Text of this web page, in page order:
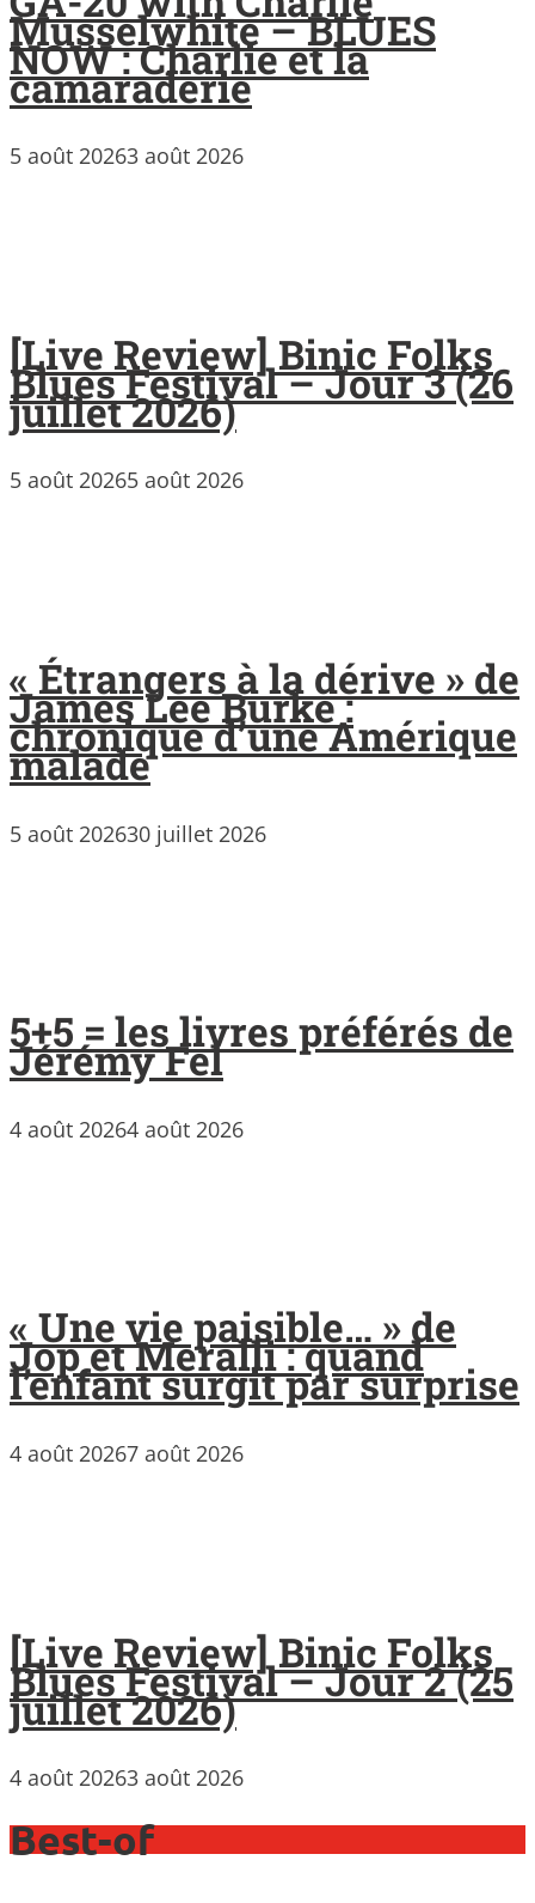
Musselwhite – BLUES
NOW : Charlie et la
camaraderie
5 août 20263 août 2026
[Live Review] Binic Folks
Blues Festival – Jour 3 (26
juillet 2026)
5 août 20265 août 2026
« Étrangers à la dérive » de
James Lee Burke :
chronique d’une Amérique
malade
5 août 202630 juillet 2026
5+5 = les livres préférés de
Jérémy Fel
4 août 20264 août 2026
« Une vie paisible… » de
Jop et Meralli : quand
l’enfant surgit par surprise
4 août 20267 août 2026
[Live Review] Binic Folks
Blues Festival – Jour 2 (25
juillet 2026)
4 août 20263 août 2026
Best-of